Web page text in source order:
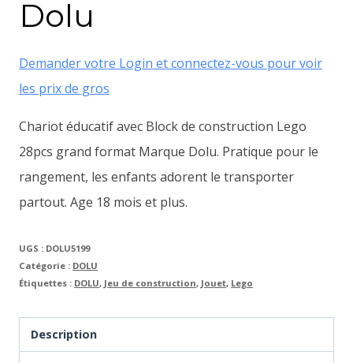
Dolu
Demander votre Login et connectez-vous pour voir
les prix de gros
Chariot éducatif avec Block de construction Lego
28pcs grand format Marque Dolu. Pratique pour le
rangement, les enfants adorent le transporter
partout. Age 18 mois et plus.
UGS : DOLU5199
Catégorie : DOLU
Étiquettes : DOLU, Jeu de construction, Jouet, Lego
Description